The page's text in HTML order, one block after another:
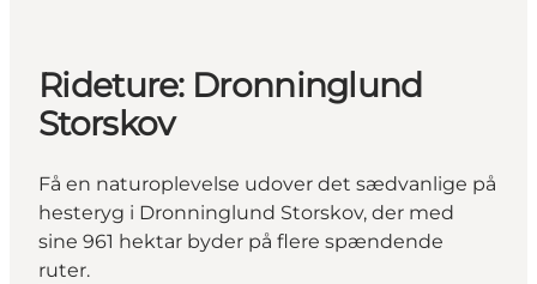
Rideture: Dronninglund
Storskov
Få en naturoplevelse udover det sædvanlige på
hesteryg i Dronninglund Storskov, der med
sine 961 hektar byder på flere spændende
ruter.